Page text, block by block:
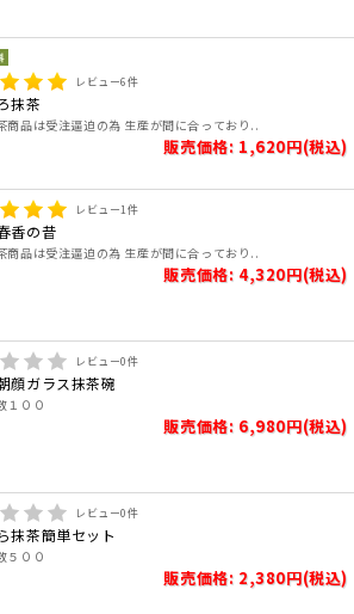
レビュー6件
抹茶
商品は受注逼迫の為 生産が間に合っており..
販売価格: 1,620円(税込)
レビュー1件
香の昔
商品は受注逼迫の為 生産が間に合っており..
販売価格: 4,320円(税込)
レビュー0件
顔ガラス抹茶碗
１００
販売価格: 6,980円(税込)
レビュー0件
抹茶簡単セット
５００
販売価格: 2,380円(税込)